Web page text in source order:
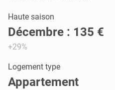
Haute saison
Décembre : 135 €
+29%
Logement type
Appartement